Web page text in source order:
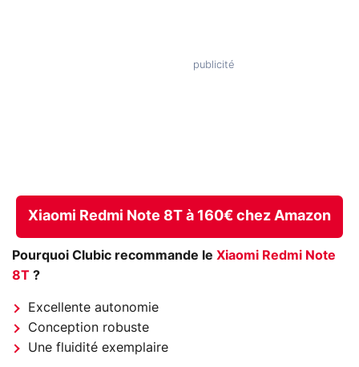
Xiaomi Redmi Note 8T à 160€ chez Amazon
Pourquoi Clubic recommande le Xiaomi Redmi Note
8T ?
Excellente autonomie
Conception robuste
Une fluidité exemplaire